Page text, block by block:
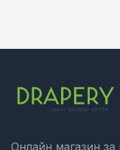
Онлайн магазин за